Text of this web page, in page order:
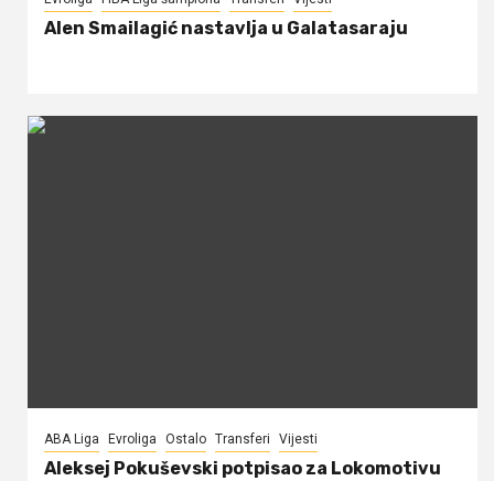
Alen Smailagić nastavlja u Galatasaraju
ABA Liga Evroliga Ostalo Transferi Vijesti
Aleksej Pokuševski potpisao za Lokomotivu